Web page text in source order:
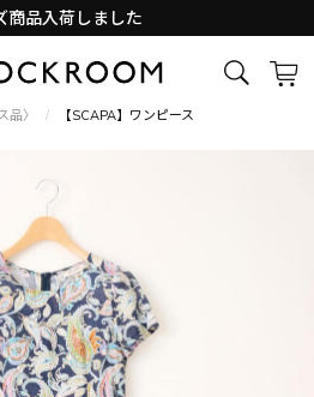
商品入荷しました
品〉 / 【SCAPA】ワンピース